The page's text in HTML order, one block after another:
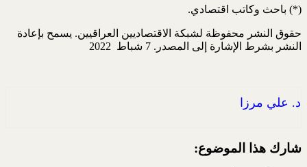
(*) باحث وكاتب اقتصادي.
حقوق النشر محفوظة لشبكة الاقتصاديين العراقيين. يسمح بإعادة
النشر بشرط الإشارة إلى المصدر. 7 شباط 2022
د. علي مرزا
شارك هذا الموضوع: